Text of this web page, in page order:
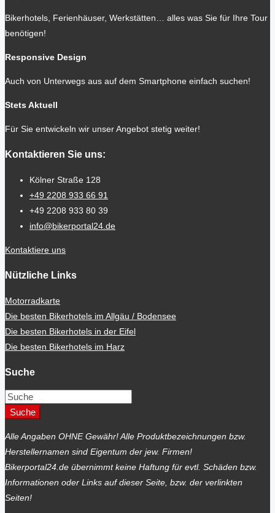
Bikerhotels, Ferienhäuser, Werkstätten… alles was Sie für Ihre Tour
benötigen!
Responsive Design
Auch von Unterwegs aus auf dem Smartphone einfach suchen!
Stets Aktuell
Für Sie entwickeln wir unser Angebot stetig weiter!
Kontaktieren Sie uns:
Kölner Straße 128
+49 2208 933 66 91
+49 2208 933 80 39
info@bikerportal24.de
Kontaktiere uns
Nützliche Links
Motorradkarte
Die besten Bikerhotels im Allgäu / Bodensee
Die besten Bikerhotels in der Eifel
Die besten Bikerhotels im Harz
Suche
Suche
Alle Angaben OHNE Gewähr! Alle Produktbezeichnungen bzw.
Herstellernamen sind Eigentum der jew. Firmen!
Bikerportal24.de übernimmt keine Haftung für evtl. Schäden bzw.
Informationen oder Links auf dieser Seite, bzw. der verlinkten
Seiten!